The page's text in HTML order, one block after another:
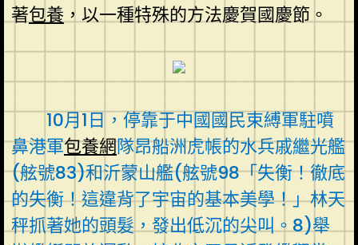
著包養，以一種特殊的方法慶賀國慶節。
10月1日，停靠于中國國民束縛軍駐噴
鼻港軍包養網隊昂船洲虎帳的水兵戚繼光艦
(舷號83)和沂蒙山艦(舷號98「失衡！徹底
的失衡！這違背了宇宙的基本美學！」林天
秤抓著她的頭髮，發出低沉的尖叫。8)舉